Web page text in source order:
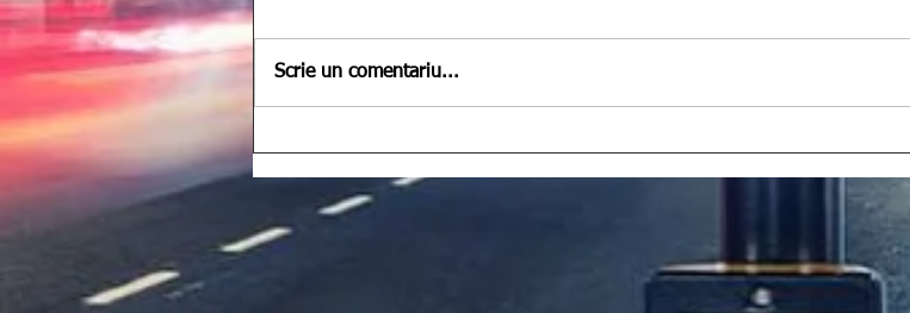
Scrie un comentariu...